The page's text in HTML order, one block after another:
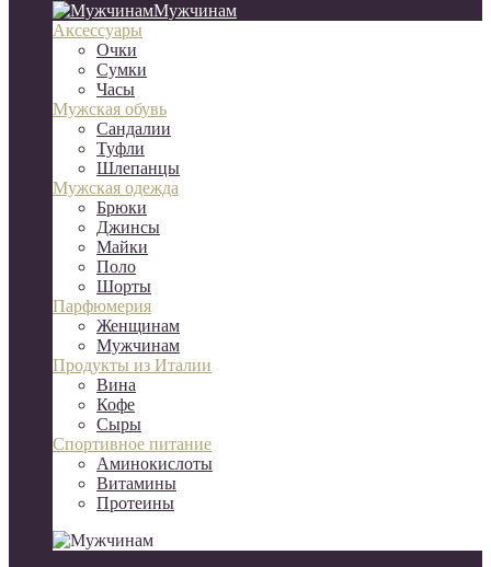
Мужчинам
Аксессуары
Очки
Сумки
Часы
Мужская обувь
Сандалии
Туфли
Шлепанцы
Мужская одежда
Брюки
Джинсы
Майки
Поло
Шорты
Парфюмерия
Женщинам
Мужчинам
Продукты из Италии
Вина
Кофе
Сыры
Спортивное питание
Аминокислоты
Витамины
Протеины